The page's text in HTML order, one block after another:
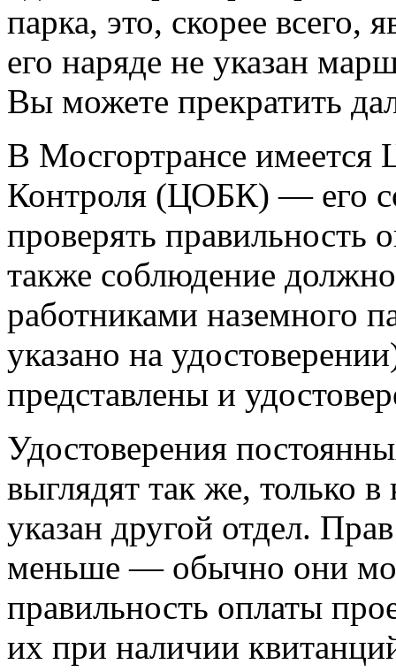
парка, это, скорее
его наряде не указан
Вы можете прекратить
В Мосгортрансе имеется
Контроля (ЦОБК) — его
проверять правильность
также соблюдение
работниками наземного
указано на
представлены и
Удостоверения
выглядят так же, только
указан другой отдел.
меньше — обычно они
правильность оплаты
их при наличии